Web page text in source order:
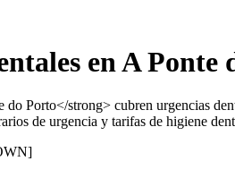
en A Ponte
Porto</strong> cubren urgencias
de urgencia y tarifas de higiene